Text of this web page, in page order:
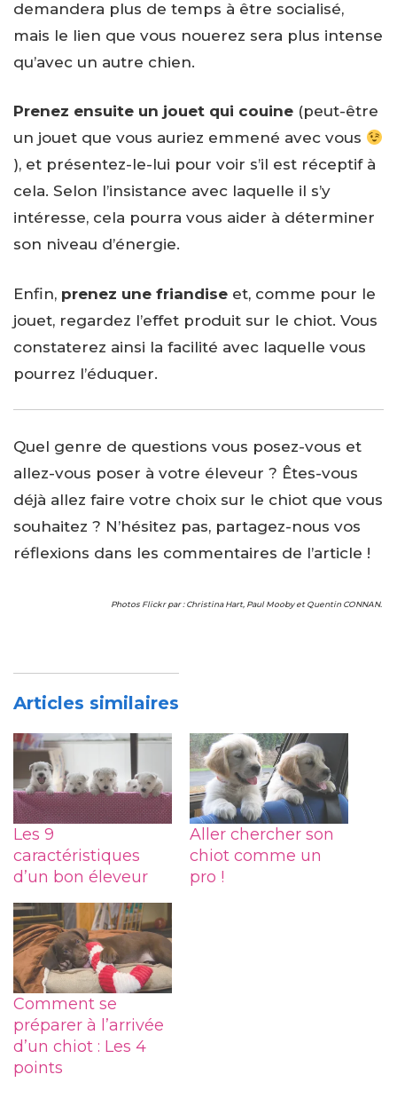
demandera plus de temps à être socialisé,
mais le lien que vous nouerez sera plus intense
qu’avec un autre chien.
Prenez ensuite un jouet qui couine (peut-être
un jouet que vous auriez emmené avec vous
), et présentez-le-lui pour voir s’il est réceptif à
cela. Selon l’insistance avec laquelle il s’y
intéresse, cela pourra vous aider à déterminer
son niveau d’énergie.
Enfin, prenez une friandise et, comme pour le
jouet, regardez l’effet produit sur le chiot. Vous
constaterez ainsi la facilité avec laquelle vous
pourrez l’éduquer.
Quel genre de questions vous posez-vous et
allez-vous poser à votre éleveur ? Êtes-vous
déjà allez faire votre choix sur le chiot que vous
souhaitez ? N’hésitez pas, partagez-nous vos
réflexions dans les commentaires de l’article !
Photos Flickr par : Christina Hart, Paul Mooby et Quentin CONNAN.
Articles similaires
Les 9
caractéristiques
d’un bon éleveur
Aller chercher son
chiot comme un
pro !
Comment se
préparer à l’arrivée
d’un chiot : Les 4
points